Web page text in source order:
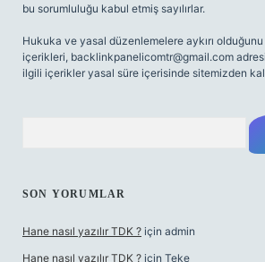
bu sorumluluğu kabul etmiş sayılırlar.
Hukuka ve yasal düzenlemelere aykırı
içerikleri, backlinkpanelicomtr@gmail.com
ilgili içerikler yasal süre içerisinde sitemizden
SON YORUMLAR
Hane nasıl yazılır TDK ? için admin
Hane nasıl yazılır TDK ? için Teke